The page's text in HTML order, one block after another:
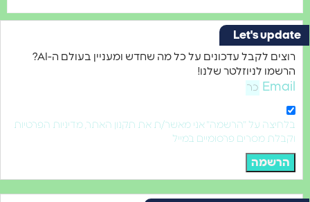
Let's
רוצים לקבל עדכונים על כל מה שחדש ומעניין בעולם ה-AI?
לניוזלטר שלנו!
על "הרשמה" אני מאשר/ת את תקנון האתר, מדיניות הפרטיות
מסרים פרסומיים במייל